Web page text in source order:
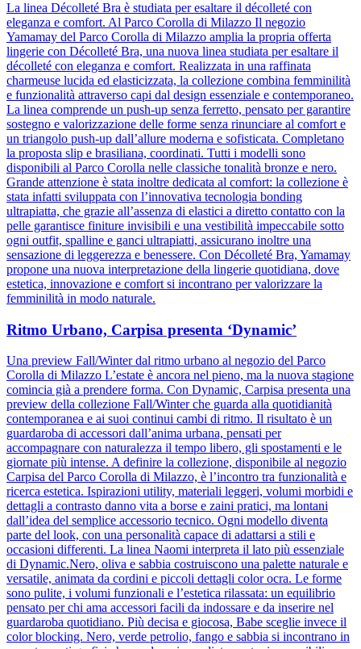
La linea Décolleté Bra è studiata per esaltare il décolleté con
eleganza e comfort. Al Parco Corolla di Milazzo Il negozio
Yamamay del Parco Corolla di Milazzo amplia la propria offerta
lingerie con Décolleté Bra, una nuova linea studiata per esaltare il
décolleté con eleganza e comfort. Realizzata in una raffinata
charmeuse lucida ed elasticizzata, la collezione combina femminilità
e funzionalità attraverso capi dal design essenziale e contemporaneo.
La linea comprende un push-up senza ferretto, pensato per garantire
sostegno e valorizzazione delle forme senza rinunciare al comfort e
un triangolo push-up dall’allure moderna e sofisticata. Completano
la proposta slip e brasiliana, coordinati. Tutti i modelli sono
disponibili al Parco Corolla nelle classiche tonalità bronze e nero.
Grande attenzione è stata inoltre dedicata al comfort: la collezione è
stata infatti sviluppata con l’innovativa tecnologia bonding
ultrapiatta, che grazie all’assenza di elastici a diretto contatto con la
pelle garantisce finiture invisibili e una vestibilità impeccabile sotto
ogni outfit, spalline e ganci ultrapiatti, assicurano inoltre una
sensazione di leggerezza e benessere. Con Décolleté Bra, Yamamay
propone una nuova interpretazione della lingerie quotidiana, dove
estetica, innovazione e comfort si incontrano per valorizzare la
femminilità in modo naturale.
Ritmo Urbano, Carpisa presenta ‘Dynamic’
Una preview Fall/Winter dal ritmo urbano al negozio del Parco
Corolla di Milazzo L’estate è ancora nel pieno, ma la nuova stagione
comincia già a prendere forma. Con Dynamic, Carpisa presenta una
preview della collezione Fall/Winter che guarda alla quotidianità
contemporanea e ai suoi continui cambi di ritmo. Il risultato è un
guardaroba di accessori dall’anima urbana, pensati per
accompagnare con naturalezza il tempo libero, gli spostamenti e le
giornate più intense. A definire la collezione, disponibile al negozio
Carpisa del Parco Corolla di Milazzo, è l’incontro tra funzionalità e
ricerca estetica. Ispirazioni utility, materiali leggeri, volumi morbidi e
dettagli a contrasto danno vita a borse e zaini pratici, ma lontani
dall’idea del semplice accessorio tecnico. Ogni modello diventa
parte del look, con una personalità capace di adattarsi a stili e
occasioni differenti. La linea Naomi interpreta il lato più essenziale
di Dynamic.Nero, oliva e sabbia costruiscono una palette naturale e
versatile, animata da cordini e piccoli dettagli color ocra. Le forme
sono pulite, i volumi funzionali e l’estetica rilassata: un equilibrio
pensato per chi ama accessori facili da indossare e da inserire nel
guardaroba quotidiano. Più decisa e giocosa, Babe sceglie invece il
color blocking. Nero, verde petrolio, fango e sabbia si incontrano in